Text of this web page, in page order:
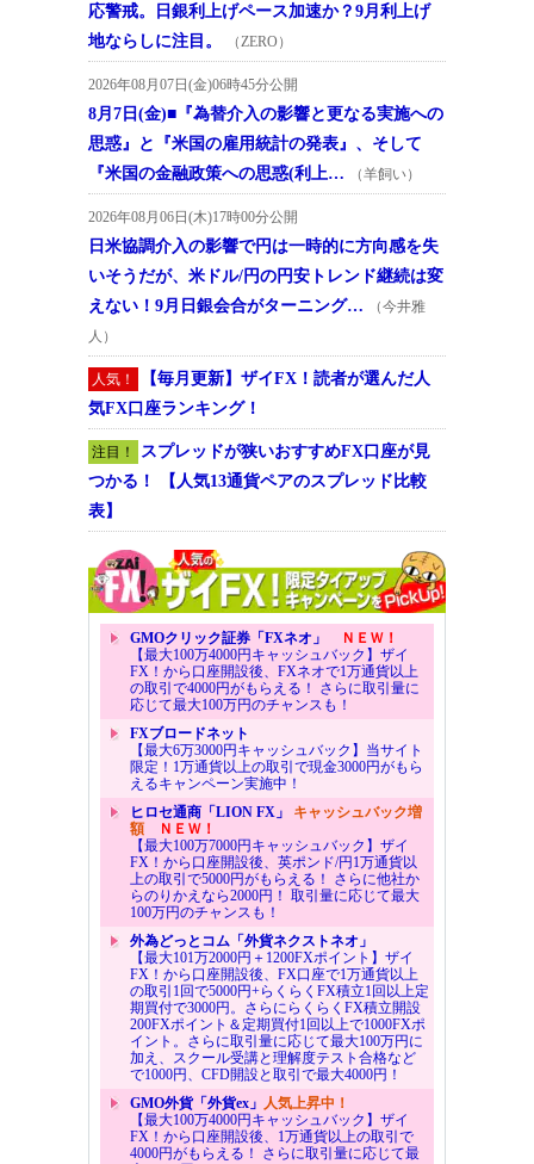
応警戒。日銀利上げペース加速か？9月利上げ
地ならしに注目。
（ZERO）
2026年08月07日(金)06時45分公開
8月7日(金)■『為替介入の影響と更なる実施への
思惑』と『米国の雇用統計の発表』、そして
『米国の金融政策への思惑(利上…
（羊飼い）
2026年08月06日(木)17時00分公開
日米協調介入の影響で円は一時的に方向感を失
いそうだが、米ドル/円の円安トレンド継続は変
えない！9月日銀会合がターニング…
（今井雅
人）
人気！
【毎月更新】ザイFX！読者が選んだ人
気FX口座ランキング！
注目！
スプレッドが狭いおすすめFX口座が見
つかる！ 【人気13通貨ペアのスプレッド比較
表】
GMOクリック証券「FXネオ」
ＮＥＷ！
【最大100万4000円キャッシュバック】ザイ
FX！から口座開設後、FXネオで1万通貨以上
の取引で4000円がもらえる！ さらに取引量に
応じて最大100万円のチャンスも！
FXブロードネット
【最大6万3000円キャッシュバック】当サイト
限定！1万通貨以上の取引で現金3000円がもら
えるキャンペーン実施中！
ヒロセ通商「LION FX」 キャッシュバック増
額ＮＥＷ！
【最大100万7000円キャッシュバック】ザイ
FX！から口座開設後、英ポンド/円1万通貨以
上の取引で5000円がもらえる！ さらに他社か
らのりかえなら2000円！ 取引量に応じて最大
100万円のチャンスも！
外為どっとコム「外貨ネクストネオ」
【最大101万2000円＋1200FXポイント】ザイ
FX！から口座開設後、FX口座で1万通貨以上
の取引1回で5000円+らくらくFX積立1回以上定
期買付で3000円。さらにらくらくFX積立開設
200FXポイント＆定期買付1回以上で1000FXポ
イント。さらに取引量に応じて最大100万円に
加え、スクール受講と理解度テスト合格など
で1000円、CFD開設と取引で最大4000円！
GMO外貨「外貨ex」 人気上昇中！
【最大100万4000円キャッシュバック】ザイ
FX！から口座開設後、1万通貨以上の取引で
4000円がもらえる！ さらに取引量に応じて最